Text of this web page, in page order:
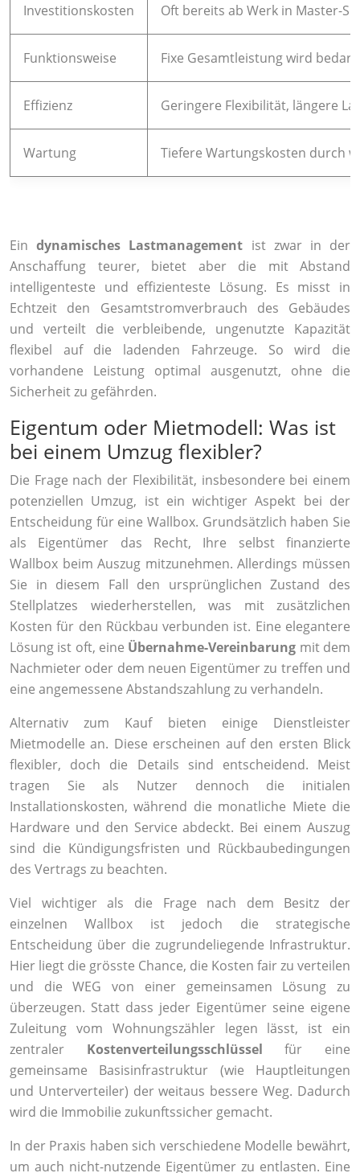
Investitionskosten Oft bereits ab Werk in Master-
Funktionsweise Fixe Gesamtleistung wird
Effizienz Geringere Flexibilität, längere
Wartung Tiefere Wartungskosten durch
Eindynamisches Lastmanagement ist zwar in der
Anschaffung teurer, bietet aber die mit Abstand
intelligenteste und effizienteste Lösung. Es misst in
Echtzeit den Gesamtstromverbrauch des Gebäudes
und verteilt die verbleibende, ungenutzte Kapazität
flexibel auf die ladenden Fahrzeuge. So wird die
vorhandene Leistung optimal ausgenutzt, ohne die
Sicherheit zu gefährden.
Eigentum oder Mietmodell: Was ist
bei einem Umzug flexibler?
Die Frage nach der Flexibilität, insbesondere bei einem
potenziellen Umzug, ist ein wichtiger Aspekt bei der
Entscheidung für eine Wallbox. Grundsätzlich haben Sie
als Eigentümer das Recht, Ihre selbst finanzierte
Wallbox beim Auszug mitzunehmen. Allerdings müssen
Sie in diesem Fall den ursprünglichen Zustand des
Stellplatzes wiederherstellen, was mit zusätzlichen
Kosten für den Rückbau verbunden ist. Eine elegantere
Lösung ist oft, eine Übernahme-Vereinbarung mit dem
Nachmieter oder dem neuen Eigentümer zu treffen und
eine angemessene Abstandszahlung zu verhandeln.
Alternativ zum Kauf bieten einige Dienstleister
Mietmodelle an. Diese erscheinen auf den ersten Blick
flexibler, doch die Details sind entscheidend. Meist
tragen Sie als Nutzer dennoch die initialen
Installationskosten, während die monatliche Miete die
Hardware und den Service abdeckt. Bei einem Auszug
sind die Kündigungsfristen und Rückbaubedingungen
des Vertrags zu beachten.
Viel wichtiger als die Frage nach dem Besitz der
einzelnen Wallbox ist jedoch die strategische
Entscheidung über die zugrundeliegende Infrastruktur.
Hier liegt die grösste Chance, die Kosten fair zu verteilen
und die WEG von einer gemeinsamen Lösung zu
überzeugen. Statt dass jeder Eigentümer seine eigene
Zuleitung vom Wohnungszähler legen lässt, ist ein
zentraler Kostenverteilungsschlüssel für eine
gemeinsame Basisinfrastruktur (wie Hauptleitungen
und Unterverteiler) der weitaus bessere Weg. Dadurch
wird die Immobilie zukunftssicher gemacht.
In der Praxis haben sich verschiedene Modelle bewährt,
um auch nicht-nutzende Eigentümer zu entlasten. Eine